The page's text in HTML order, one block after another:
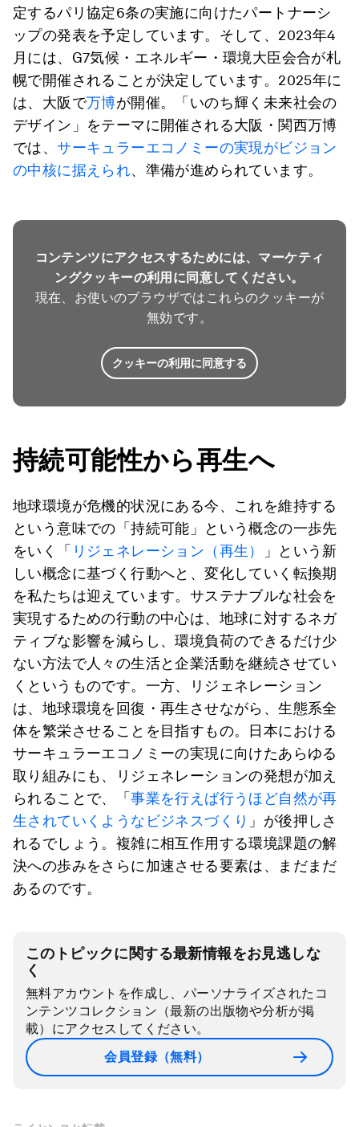
定するパリ協定6条の実施に向けたパートナーシ
ップの発表を予定しています。そして、2023年4
月には、G7気候・エネルギー・環境大臣会合が札
幌で開催されることが決定しています。2025年に
は、大阪で万博が開催。「いのち輝く未来社会の
デザイン」をテーマに開催される大阪・関西万博
では、サーキュラーエコノミーの実現がビジョン
の中核に据えられ、準備が進められています。
コンテンツにアクセスするためには、マーケティ
ングクッキーの利用に同意してください。
現在、お使いのブラウザではこれらのクッキーが
無効です。
クッキーの利用に同意する
持続可能性から再生へ
地球環境が危機的状況にある今、これを維持する
という意味での「持続可能」という概念の一歩先
をいく「 リジェネレーション（再生）
」という新
しい概念に基づく行動へと、変化していく転換期
を私たちは迎えています。サステナブルな社会を
実現するための行動の中心は、地球に対するネガ
ティブな影響を減らし、環境負荷のできるだけ少
ない方法で人々の生活と企業活動を継続させてい
くというものです。一方、リジェネレーション
は、地球環境を回復・再生させながら、生態系全
体を繁栄させることを目指すもの。日本における
サーキュラーエコノミーの実現に向けたあらゆる
取り組みにも、リジェネレーションの発想が加え
られることで、「事業を行えば行うほど自然が再
生されていくようなビジネスづくり 」が後押しさ
れるでしょう。複雑に相互作用する環境課題の解
決への歩みをさらに加速させる要素は、まだまだ
あるのです。
このトピックに関する最新情報をお見逃しな
く
無料アカウントを作成し、パーソナライズされたコ
ンテンツコレクション（最新の出版物や分析が掲
載）にアクセスしてください。
会員登録（無料）